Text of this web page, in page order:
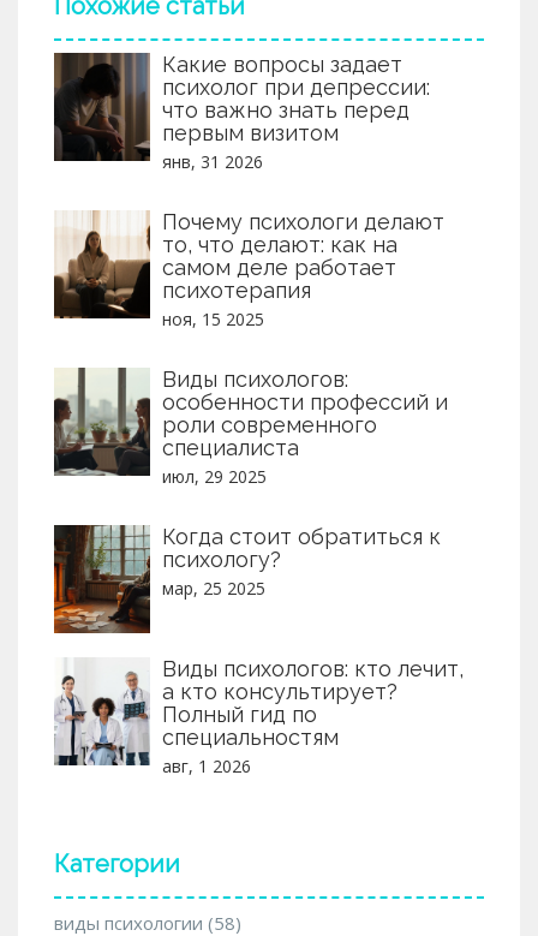
Какие вопросы задает
психолог при депрессии:
что важно знать перед
первым визитом
янв, 31 2026
Почему психологи делают
то, что делают: как на
самом деле работает
психотерапия
ноя, 15 2025
Виды психологов:
особенности профессий и
роли современного
специалиста
июл, 29 2025
Когда стоит обратиться к
психологу?
мар, 25 2025
Виды психологов: кто лечит,
а кто консультирует?
Полный гид по
специальностям
авг, 1 2026
Категории
виды психологии (58)